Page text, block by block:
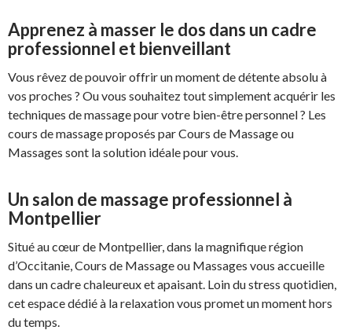
Apprenez à masser le dos dans un cadre
professionnel et bienveillant
Vous rêvez de pouvoir offrir un moment de détente absolu à
vos proches ? Ou vous souhaitez tout simplement acquérir les
techniques de massage pour votre bien-être personnel ? Les
cours de massage proposés par Cours de Massage ou
Massages sont la solution idéale pour vous.
Un salon de massage professionnel à
Montpellier
Situé au cœur de Montpellier, dans la magnifique région
d’Occitanie, Cours de Massage ou Massages vous accueille
dans un cadre chaleureux et apaisant. Loin du stress quotidien,
cet espace dédié à la relaxation vous promet un moment hors
du temps.